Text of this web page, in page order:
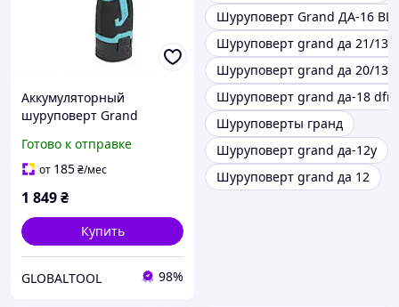
Аккумуляторный
шуруповерт Grand
Готово к отправке
от 185₴/мес
1 849₴
Купить
GLOBALTOOL 98%
Шуруповерт Grand ДА-16 BL
Шуруповерт grand да 21/13
Шуруповерт grand да 20/13
Шуруповерт grand да-18 dfr
Шуруповерты гранд
Шуруповерт grand да-12у
Шуруповерт grand да 12